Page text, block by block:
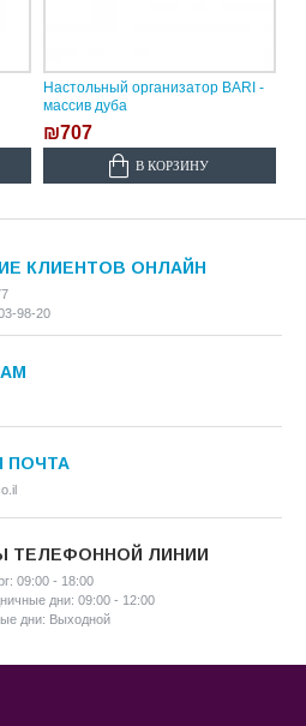
Настольный организатор BARI -
массив дуба
₪707
В КОРЗИНУ
КЛИЕНТОВ ОНЛАЙН
98-20
ПОЧТА
ТЕЛЕФОННОЙ ЛИНИИ
09:00 - 18:00
дни: 09:00 - 12:00
дни: Выходной